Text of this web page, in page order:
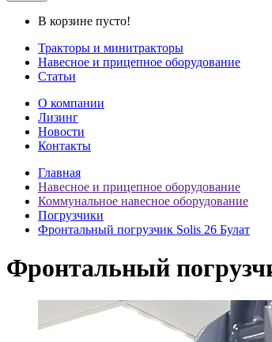
В корзине пусто!
Тракторы и минитракторы
Навесное и прицепное оборудование
Статьи
О компании
Лизинг
Новости
Контакты
Главная
Навесное и прицепное оборудование
Коммунальное навесное оборудование
Погрузчики
Фронтальный погрузчик Solis 26 Булат
Фронтальный